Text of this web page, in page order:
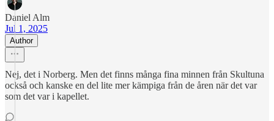
Daniel Alm
Jul 1, 2025
Author
Nej, det i Norberg. Men det finns många fina minnen från Skultuna
också och kanske en del lite mer kämpiga från de åren när det var
som det var i kapellet.